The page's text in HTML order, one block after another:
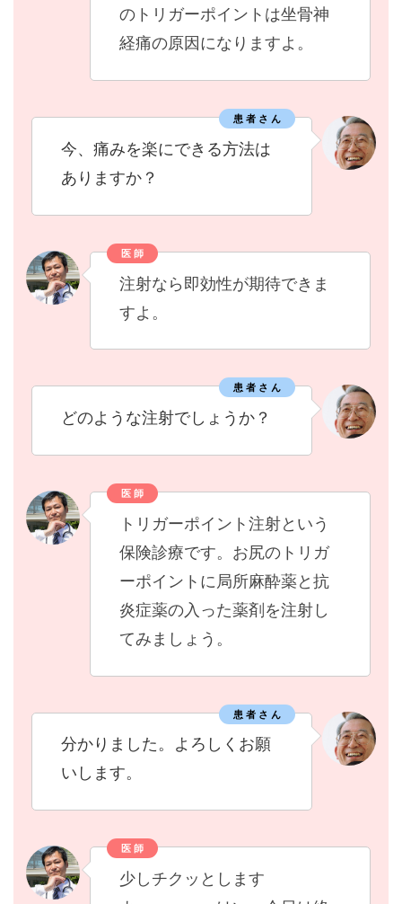
のトリガーポイントは坐骨神
経痛の原因になりますよ。
患 者 さ ん
今、痛みを楽にできる方法は
ありますか？
医 師
注射なら即効性が期待できま
すよ。
患 者 さ ん
どのような注射でしょうか？
医 師
トリガーポイント注射という
保険診療です。お尻のトリガ
ーポイントに局所麻酔薬と抗
炎症薬の入った薬剤を注射し
てみましょう。
患 者 さ ん
分かりました。よろしくお願
いします。
医 師
少しチクッとします